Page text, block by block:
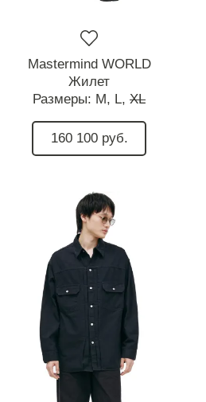
Mastermind WORLD
Жилет
Размеры: M, L, XL
160 100 руб.